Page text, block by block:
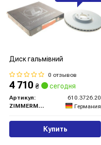
Диск гальмівний
0 отзывов
4 710 ₴ сегодня
Артикул:
610.3726.20
ZIMMERMANN
Германия
Купить